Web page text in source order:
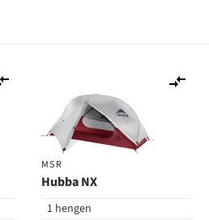
MSR
Hubba NX
1 hengen